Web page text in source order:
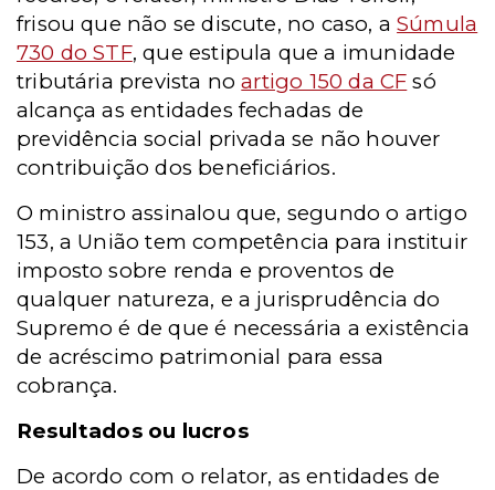
frisou que não se discute, no caso, aSúmula
730 do STF, que estipula que a imunidade
tributária prevista noartigo 150 da CF só
alcança as entidades fechadas de
previdência social privada se não houver
contribuição dos beneficiários.
O ministro assinalou que, segundo o artigo
153, a União tem competência para instituir
imposto sobre renda e proventos de
qualquer natureza, e a jurisprudência do
Supremo é de que é necessária a existência
de acréscimo patrimonial para essa
cobrança.
Resultados ou lucros
De acordo com o relator, as entidades de